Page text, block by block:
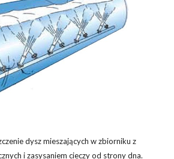
dysz mieszających w zbiorniku z
i zasysaniem cieczy od strony dna.